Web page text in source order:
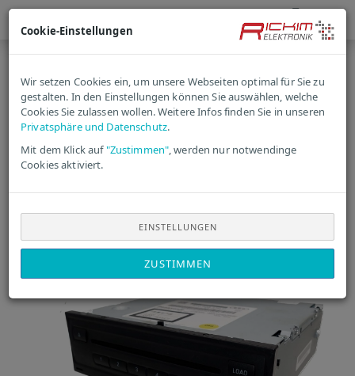
dieser
Kategorie
Audi CD-Changer Wechsler
Alpine 4H0035108F |
4H0035108 Erneuert
Cookie-Einstellungen
Wir setzen Cookies ein, um unsere Webseiten optimal für Sie zu
gestalten. In den Einstellungen können Sie auswählen, welche
Cookies Sie zulassen wollen. Weitere Infos finden Sie in unseren
Privatsphäre und Datenschutz.
Mit dem Klick auf"Zustimmen", werden nur notwendinge
Cookies aktiviert.
EINSTELLUNGEN
ZUSTIMMEN